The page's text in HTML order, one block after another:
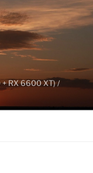
RX 6600 XT) /